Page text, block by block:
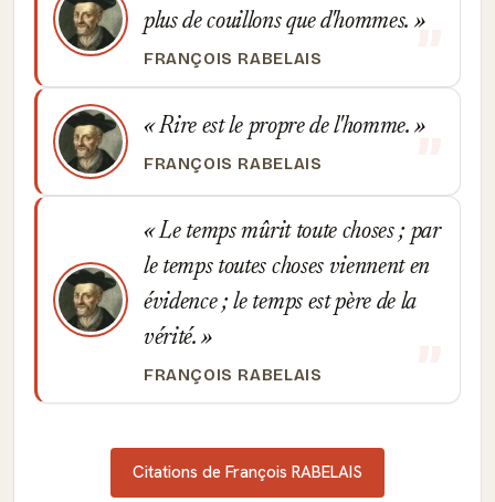
plus de couillons que d'hommes.
FRANÇOIS RABELAIS
Rire est le propre de l'homme.
FRANÇOIS RABELAIS
Le temps mûrit toute choses ; par
le temps toutes choses viennent en
évidence ; le temps est père de la
vérité.
FRANÇOIS RABELAIS
Citations de François RABELAIS